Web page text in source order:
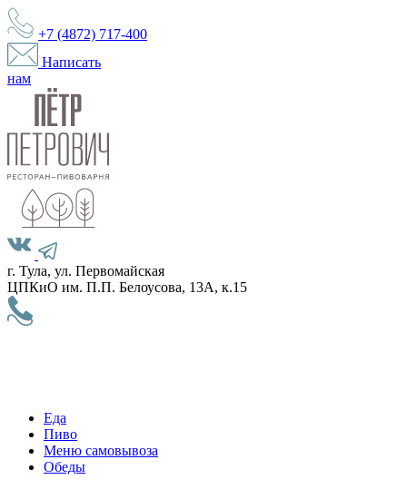
+7 (4872) 717-400
Написать
нам
г. Тула, ул. Первомайская
ЦПКиО им. П.П. Белоусова, 13А, к.15
Еда
Пиво
Меню самовывоза
Обеды